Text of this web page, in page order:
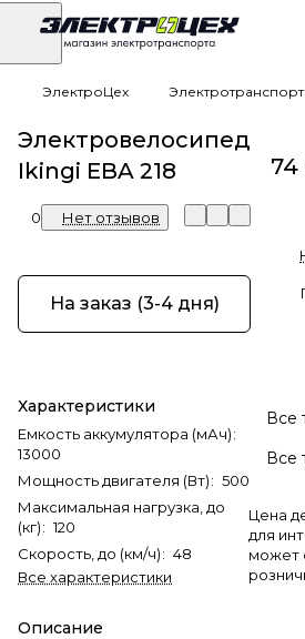
ЭлектроЦех Электротранспорт
Электровелосипед
Ikingi EBA 218
0 Нет отзывов
На заказ (3-4 дня)
Характеристики
Емкость аккумулятора (мАч):
13000
Мощность двигателя (Вт): 500
Максимальная нагрузка, до
(кг): 120
Скорость, до (км/ч): 48
Все характеристики
Описание
74
Все
Все
Цена
для
может